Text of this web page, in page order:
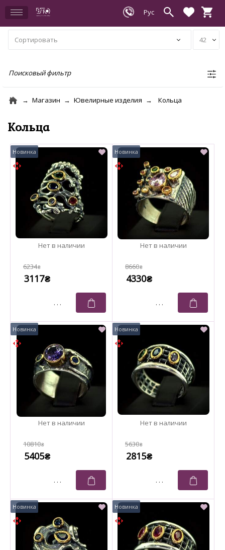
Поисковый фильтр
Магазин Ювелирные изделия Кольца
Кольца
6234₴
3117₴
8660₴
4330₴
10810₴
5405₴
5630₴
2815₴